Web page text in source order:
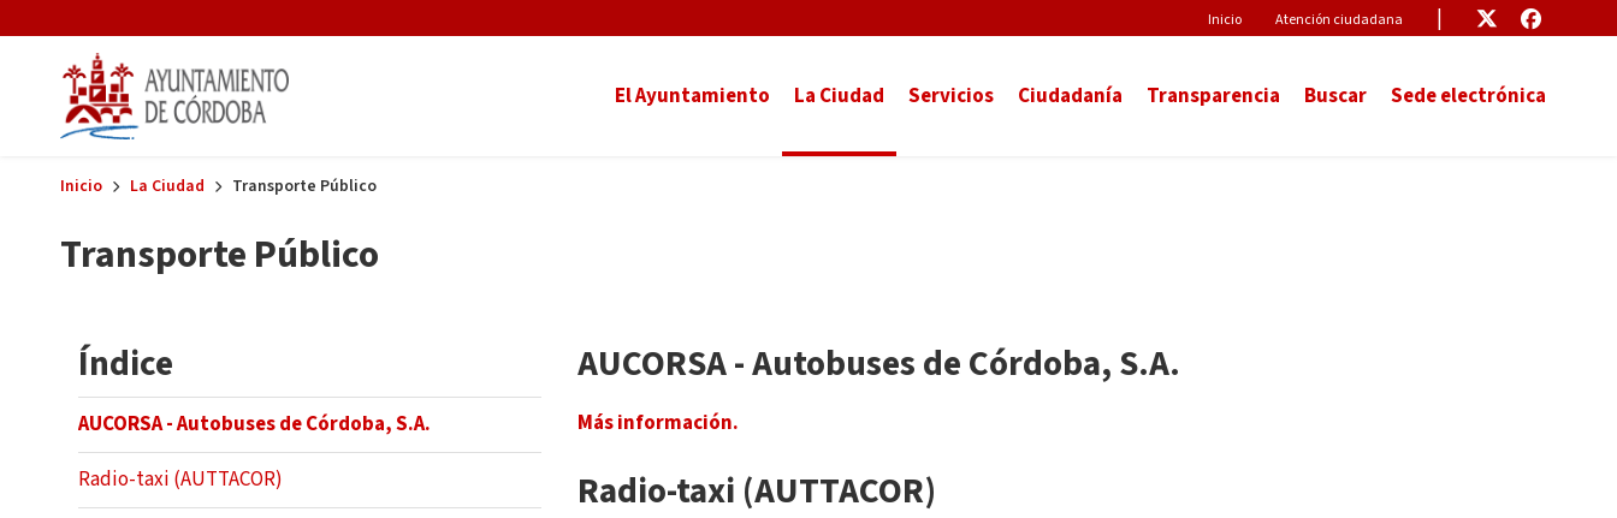
Pre-Header
Inicio Atención ciudadana EnlaceEnlace
El Ayuntamiento La Ciudad Servicios Ciudadanía Transparencia Buscar Sede electrónica
Inicio La Ciudad Transporte Público
Transporte Público
Índice
AUCORSA - Autobuses de Córdoba, S.A.
Radio-taxi (AUTTACOR)
AUCORSA - Autobuses de Córdoba, S.A.
Más información.
Radio-taxi (AUTTACOR)